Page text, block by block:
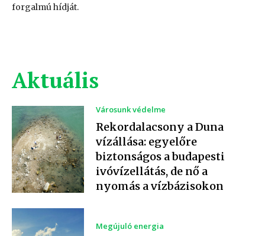
forgalmú hídját.
Aktuális
Városunk védelme
Rekordalacsony a Duna
vízállása: egyelőre
biztonságos a budapesti
ivóvízellátás, de nő a
nyomás a vízbázisokon
Megújuló energia